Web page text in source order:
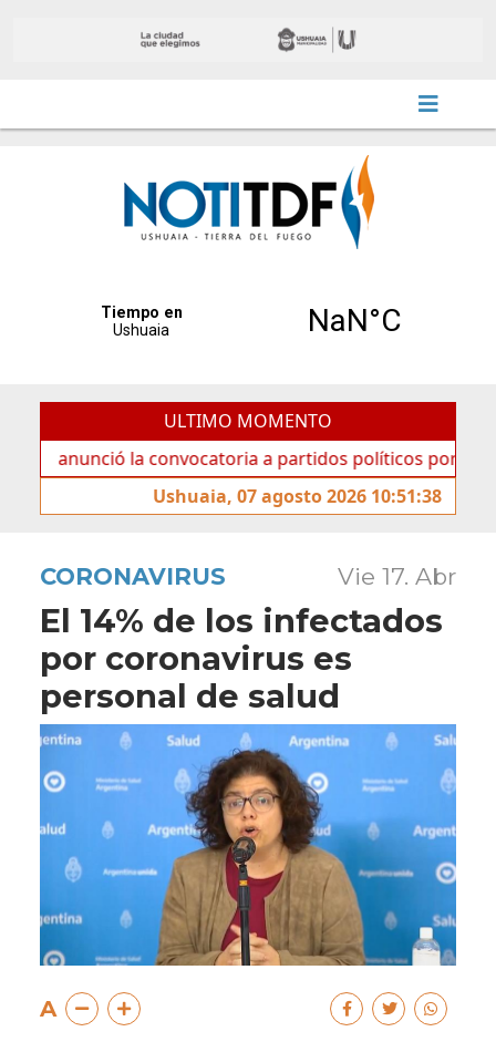
ULTIMO MOMENTO
la convocatoria a partidos políticos por «ficha
Ushuaia, 07 agosto 2026 10:51:38
CORONAVIRUS Vie 17. Abr
El 14% de los infectados
por coronavirus es
personal de salud
A